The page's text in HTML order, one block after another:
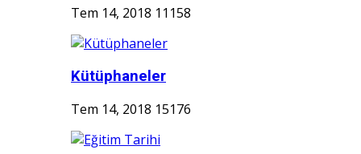
Tem 14, 2018 11158
Kütüphaneler
Tem 14, 2018 15176